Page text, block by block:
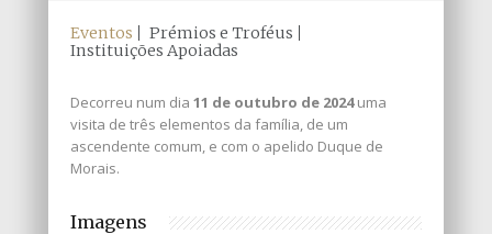
Eventos
Prémios e Troféus
Instituições Apoiadas
Decorreu num dia 11 de outubro de 2024uma
visita de três elementos da família, de um
ascendente comum, e com o apelido Duque de
Morais.
Imagens